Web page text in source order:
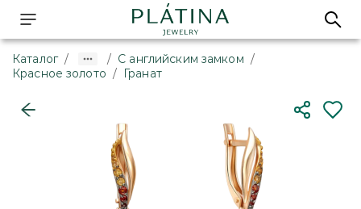
Каталог / / С английским замком /
Красное золото / Гранат